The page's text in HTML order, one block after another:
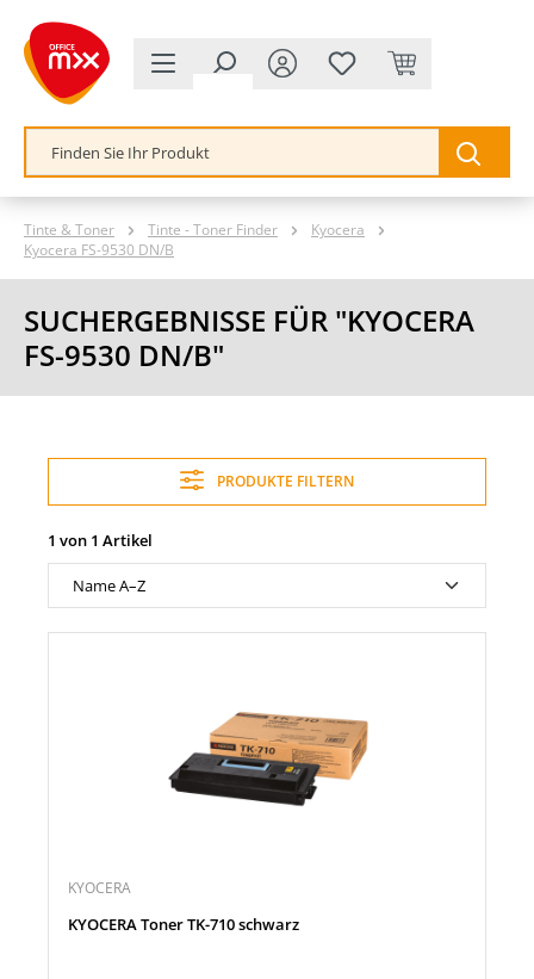
springen
Tinte & Toner Tinte - Toner Finder
Kyocera
Kyocera FS-9530 DN/B
SUCHERGEBNISSE FÜR "KYOCERA
FS-9530 DN/B"
PRODUKTE FILTERN
1 von 1 Artikel
KYOCERA
KYOCERA Toner TK-710 schwarz